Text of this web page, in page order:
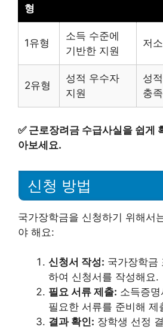
형
1유형
소득 수준에
기반한 지원
저
2유형
성적 우수자
지원
성
충
✅ 근로장려금 수급사실을 쉽게
아보세요.
신청 방법
국가장학금을 신청하기 위해서
야 해요:
신청서 작성: 국가장학금
하여 신청서를 작성해요.
필요 서류 제출: 소득증
필요한 서류를 준비해 제
결과 확인: 장학생 선정